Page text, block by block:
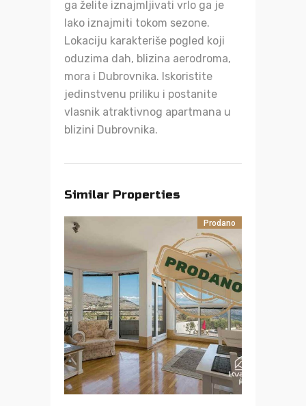
ga želite iznajmljivati vrlo ga je
lako iznajmiti tokom sezone.
Lokaciju karakteriše pogled koji
oduzima dah, blizina aerodroma,
mora i Dubrovnika. Iskoristite
jedinstvenu priliku i postanite
vlasnik atraktivnog apartmana u
blizini Dubrovnika.
Similar Properties
Prodano